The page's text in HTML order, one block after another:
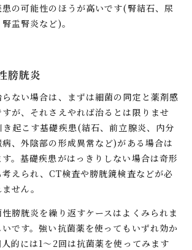
患の可能性のほうが高いです(腎結石、尿
盂腎炎など)。
膀胱炎
ない場合は、まずは細菌の同定と薬剤感
が、それさえやれば治るとは限りませ
起こす基礎疾患(結石、前立腺炎、内分
、外陰部の形成異常など)がある場合は
。基礎疾患がはっきりしない場合は奇形
えられ、CT検査や膀胱鏡検査などが必
せん。
膀胱炎を繰り返すケースはよくみられま
です。強い抗菌薬を使ってもいずれ効か
的には1〜2回は抗菌薬を使ってみます